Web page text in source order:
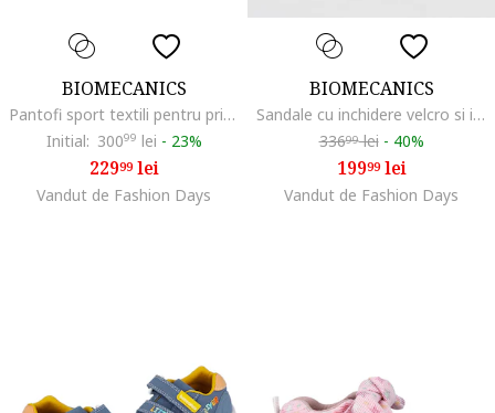
BIOMECANICS
Pantofi sport textili pentru primii pasi, Roz pastel/Albastru deschis/Roz prafuit
Initial: 30099 lei - 23%
22999lei
Vandut de Fashion Days
BIOMECANICS
Sandale cu inchidere velcro si insertii din piele
33699lei - 40%
19999lei
Vandut de Fashion Days